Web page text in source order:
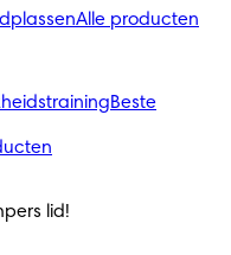
Alle producten
Beste
lid!